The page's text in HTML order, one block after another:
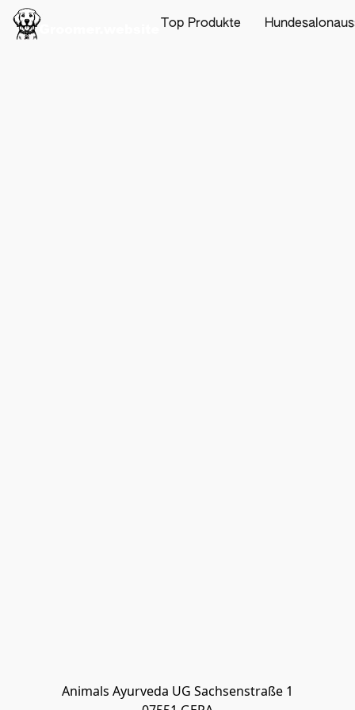
Top Produkte
Animals Ayurveda UG Sachsenstraße 1